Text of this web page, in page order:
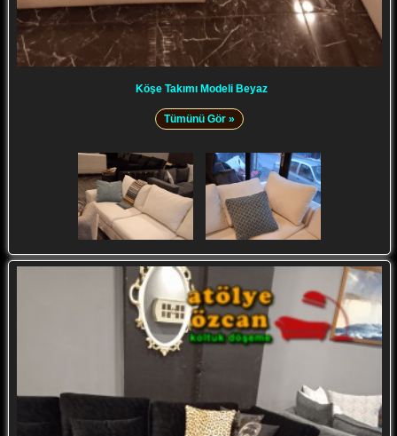
Köşe Takımı Modeli Beyaz
Tümünü Gör »